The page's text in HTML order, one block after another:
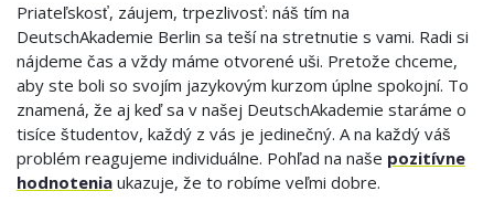
Priateľskosť, záujem, trpezlivosť: náš tím na
DeutschAkademie Berlin sa teší na stretnutie s vami. Radi si
nájdeme čas a vždy máme otvorené uši. Pretože chceme,
aby ste boli so svojím jazykovým kurzom úplne spokojní. To
znamená, že aj keď sa v našej DeutschAkademie staráme o
tisíce študentov, každý z vás je jedinečný. A na každý váš
problém reagujeme individuálne. Pohľad na naše pozitívne
hodnotenia ukazuje, že to robíme veľmi dobre.